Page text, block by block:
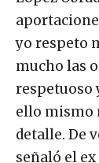
yo respeto
mucho las
ello
detalle. De
señaló el